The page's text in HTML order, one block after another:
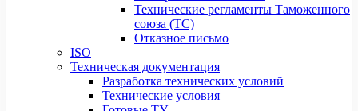
Технические регламенты Таможенного
союза (ТС)
Отказное письмо
ISO
Техническая документация
Разработка технических условий
Технические условия